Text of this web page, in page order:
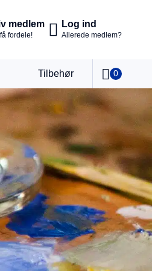
medlem
fordele!
Log ind
Allerede medlem?
Tilbehør 0